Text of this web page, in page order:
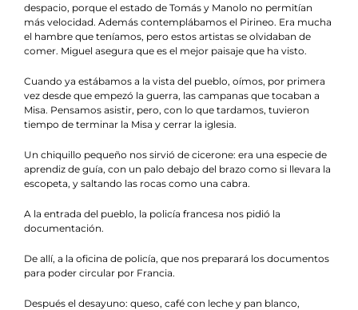
despacio, porque el estado de Tomás y Manolo no permitían
más velocidad. Además contemplábamos el Pirineo. Era mucha
el hambre que teníamos, pero estos artistas se olvidaban de
comer. Miguel asegura que es el mejor paisaje que ha visto.
Cuando ya estábamos a la vista del pueblo, oímos, por primera
vez desde que empezó la guerra, las campanas que tocaban a
Misa. Pensamos asistir, pero, con lo que tardamos, tuvieron
tiempo de terminar la Misa y cerrar la iglesia.
Un chiquillo pequeño nos sirvió de cicerone: era una especie de
aprendiz de guía, con un palo debajo del brazo como si llevara la
escopeta, y saltando las rocas como una cabra.
A la entrada del pueblo, la policía francesa nos pidió la
documentación.
De allí, a la oficina de policía, que nos preparará los documentos
para poder circular por Francia.
Después el desayuno: queso, café con leche y pan blanco,